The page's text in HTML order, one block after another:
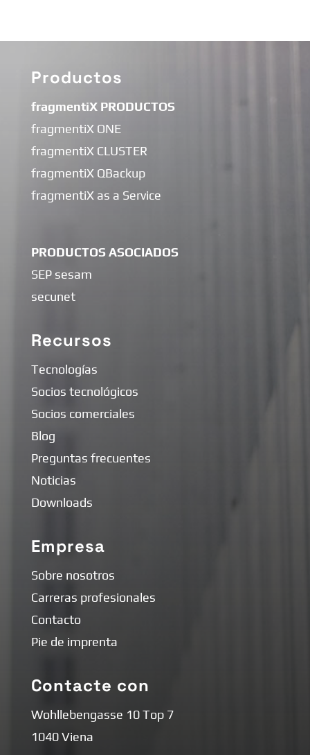
Productos
fragmentiX PRODUCTOS
fragmentiX ONE
fragmentiX CLUSTER
fragmentiX QBackup
fragmentiX as a Service
PRODUCTOS ASOCIADOS
SEP sesam
secunet
Recursos
Tecnologías
Socios tecnológicos
Socios comerciales
Blog
Preguntas frecuentes
Noticias
Downloads
Empresa
Sobre nosotros
Carreras profesionales
Contacto
Pie de imprenta
Contacte con
Wohllebengasse 10 Top 7
1040 Viena